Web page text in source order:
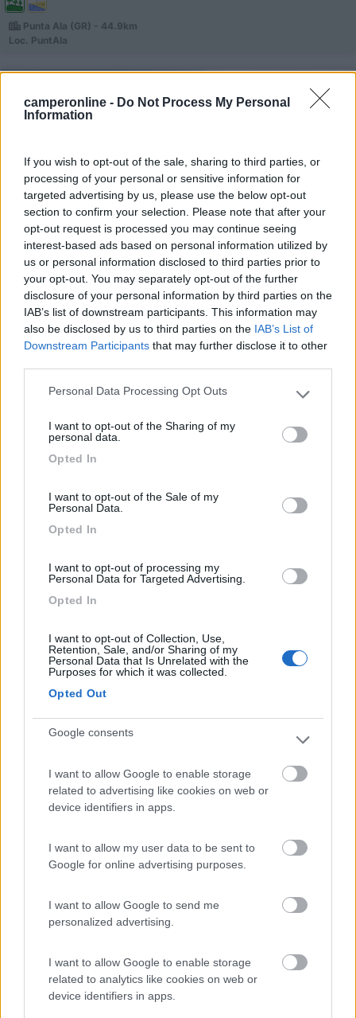
camperonline - Do Not Process My Personal
Information
If you wish to opt-out of the sale, sharing to third parties, or
processing of your personal or sensitive information for
targeted advertising by us, please use the below opt-out
section to confirm your selection. Please note that after your
opt-out request is processed you may continue seeing
interest-based ads based on personal information utilized by
us or personal information disclosed to third parties prior to
your opt-out. You may separately opt-out of the further
disclosure of your personal information by third parties on the
IAB’s list of downstream participants. This information may
also be disclosed by us to third parties on the IAB’s List of
Downstream Participants that may further disclose it to other
Please note that this website/app uses one or more Google
not limited to your visit or usage behaviour. You may click to
grant or deny consent to Google and its third-party tags to
use your data for below specified purposes in below Google
Personal Data Processing Opt Outs
I want to opt-out of the Sharing of my
personal data.
Opted In
I want to opt-out of the Sale of my
Personal Data.
Opted In
I want to opt-out of processing my
Personal Data for Targeted Advertising.
Opted In
I want to opt-out of Collection, Use,
Retention, Sale, and/or Sharing of my
Personal Data that Is Unrelated with the
Purposes for which it was collected.
Opted Out
Google consents
I want to allow Google to enable storage
related to advertising like cookies on web or
device identifiers in apps.
I want to allow my user data to be sent to
Google for online advertising purposes.
I want to allow Google to send me
personalized advertising.
I want to allow Google to enable storage
related to analytics like cookies on web or
device identifiers in apps.
Punta Ala (GR) - 44.9km
Loc. PuntAla
Campeggio
Baia Verde
8,1 9
Punta Ala (GR) - 45.8km
6,4 7
Servizi / Posizione
Castiglione della Pescaia (GR) - 51.5km
Campeggio
Camping & Village Santapomata